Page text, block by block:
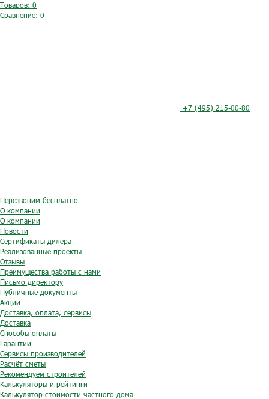
Товаров: 0
Сравнение: 0
+7 (495) 215-00-80
Перезвоним бесплатно
О компании
О компании
Новости
Сертификаты дилера
Реализованные проекты
Отзывы
Преимущества работы с нами
Письмо директору
Публичные документы
Акции
Доставка, оплата, сервисы
Доставка
Способы оплаты
Гарантии
Сервисы производителей
Расчёт сметы
Рекомендуем строителей
Калькуляторы и рейтинги
Калькулятор стоимости частного дома